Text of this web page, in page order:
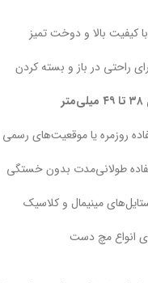
کیفیت بالا و دوخت تمیز
راحتی در باز و بسته کردن
روزمره یا موقعیت‌های رسمی
مینیمال و کلاسیک
انواع مچ دست